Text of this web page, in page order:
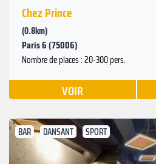
Chez Prince
(0.8km)
Paris 6 (75006)
Nombre de places : 20-300 pers.
VOIR
BAR DANSANT SPORT